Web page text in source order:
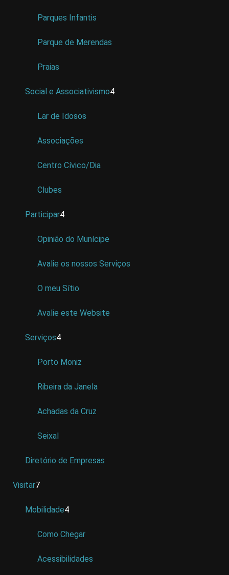
Parques Infantis
Parque de Merendas
Praias
Social e Associativismo4
Lar de Idosos
Associações
Centro Cívico/Dia
Clubes
Participar4
Opinião do Munícipe
Avalie os nossos Serviços
O meu Sítio
Avalie este Website
Serviços4
Porto Moniz
Ribeira da Janela
Achadas da Cruz
Seixal
Diretório de Empresas
Visitar7
Mobilidade4
Como Chegar
Acessibilidades